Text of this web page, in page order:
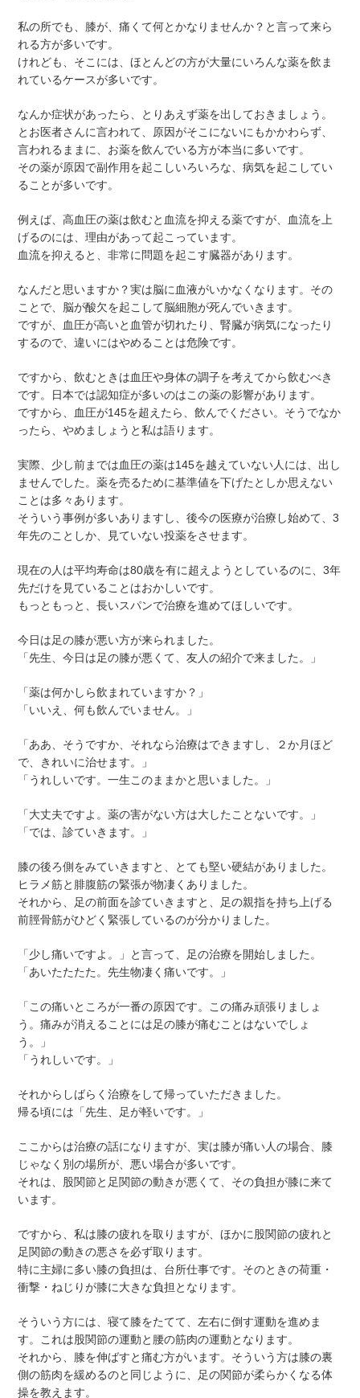
私の所でも、膝が、痛くて何とかなりませんか？と言って来ら
れる方が多いです。
けれども、そこには、ほとんどの方が大量にいろんな薬を飲ま
れているケースが多いです。
なんか症状があったら、とりあえず薬を出しておきましょう。
とお医者さんに言われて、原因がそこにないにもかかわらず、
言われるままに、お薬を飲んでいる方が本当に多いです。
その薬が原因で副作用を起こしいろいろな、病気を起こしてい
ることが多いです。
例えば、高血圧の薬は飲むと血流を抑える薬ですが、血流を上
げるのには、理由があって起こっています。
血流を抑えると、非常に問題を起こす臓器があります。
なんだと思いますか？実は脳に血液がいかなくなります。その
ことで、脳が酸欠を起こして脳細胞が死んでいきます。
ですが、血圧が高いと血管が切れたり、腎臓が病気になったり
するので、違いにはやめることは危険です。
ですから、飲むときは血圧や身体の調子を考えてから飲むべき
です。日本では認知症が多いのはこの薬の影響があります。
ですから、血圧が145を超えたら、飲んでください。そうでなか
ったら、やめましょうと私は語ります。
実際、少し前までは血圧の薬は145を越えていない人には、出し
ませんでした。薬を売るために基準値を下げたとしか思えない
ことは多々あります。
そういう事例が多いありますし、後今の医療が治療し始めて、3
年先のことしか、見ていない投薬をさせます。
現在の人は平均寿命は80歳を有に超えようとしているのに、3年
先だけを見ていることはおかしいです。
もっともっと、長いスパンで治療を進めてほしいです。
今日は足の膝が悪い方が来られました。
「先生、今日は足の膝が悪くて、友人の紹介で来ました。」
「薬は何かしら飲まれていますか？」
「いいえ、何も飲んでいません。」
「ああ、そうですか、それなら治療はできますし、２か月ほど
で、きれいに治せます。」
「うれしいです。一生このままかと思いました。」
「大丈夫ですよ。薬の害がない方は大したことないです。」
「では、診ていきます。」
膝の後ろ側をみていきますと、とても堅い硬結がありました。
ヒラメ筋と腓腹筋の緊張が物凄くありました。
それから、足の前面を診ていきますと、足の親指を持ち上げる
前脛骨筋がひどく緊張しているのが分かりました。
「少し痛いですよ。」と言って、足の治療を開始しました。
「あいたたたた。先生物凄く痛いです。」
「この痛いところが一番の原因です。この痛み頑張りましょ
う。痛みが消えることには足の膝が痛むことはないでしょ
う。」
「うれしいです。」
それからしばらく治療をして帰っていただきました。
帰る頃には「先生、足が軽いです。」
ここからは治療の話になりますが、実は膝が痛い人の場合、膝
じゃなく別の場所が、悪い場合が多いです。
それは、股関節と足関節の動きが悪くて、その負担が膝に来て
います。
ですから、私は膝の疲れを取りますが、ほかに股関節の疲れと
足関節の動きの悪さを必ず取ります。
特に主婦に多い膝の負担は、台所仕事です。そのときの荷重・
衝撃・ねじりが膝に大きな負担となります。
そういう方には、寝て膝をたてて、左右に倒す運動を進めま
す。これは股関節の運動と腰の筋肉の運動となります。
それから、膝を伸ばすと痛む方がいます。そういう方は膝の裏
側の筋肉を緩めるのと同じように、足の関節が柔らかくなる体
操を教えます。